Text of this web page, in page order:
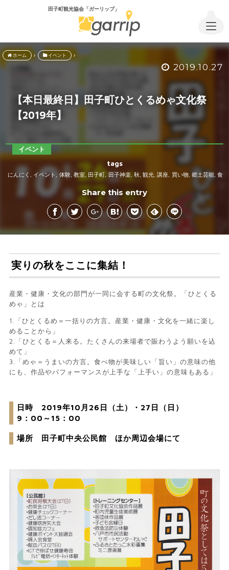
田子町観光協会「ガーリップ」
ホーム イベント
2019.10.27
【本日最終日】田子町ひとくるめゃ文化祭
【2019年】
イベント
tags
にんにく イベント 体験, 教室, 田子町 田子神楽, 秋 観光 講座 買い物, 郷土芸能, 食
Share this entry
実りの秋をここに集結！
産業・健康・文化の部門が一同に会する町の文化祭。「ひとくる
めゃ」とは
1.「ひとくるめ＝一括りの方言。産業・健康・文化を一緒に楽し
めることから」
2.「ひとくる＝人来る。たくさんの来場者で賑わうよう願いを込
めて」
3.「めゃ＝うまいの方言。食べ物が美味しい「旨い」の意味の他
にも、作品やパフォーマンスが上手な「上手い」の意味もある」
日時 2019年10月26日（土）・27日（日）
9：00～15：00
場所 田子町中央公民館 ほか周辺会場にて